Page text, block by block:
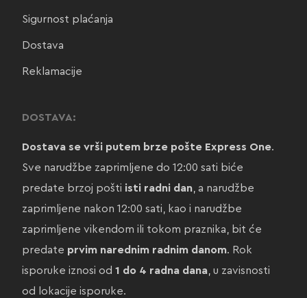
Sigurnost plaćanja
Dostava
Reklamacije
DOSTAVA:
Dostava se vrši putem brze pošte Express One.
Sve narudžbe zaprimljene do 12:00 sati biće
predate brzoj pošti isti radni dan, a narudžbe
zaprimljene nakon 12:00 sati, kao i narudžbe
zaprimljene vikendom ili tokom praznika, bit će
predate prvim narednim radnim danom. Rok
isporuke iznosi od 1 do 4 radna dana, u zavisnosti
od lokacije isporuke.